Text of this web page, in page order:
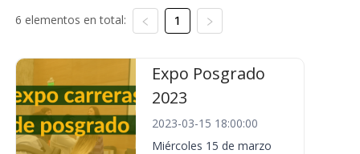
6 elementos en total: 1
Expo Posgrado
2023
2023-03-15 18:00:00
Miércoles 15 de marzo